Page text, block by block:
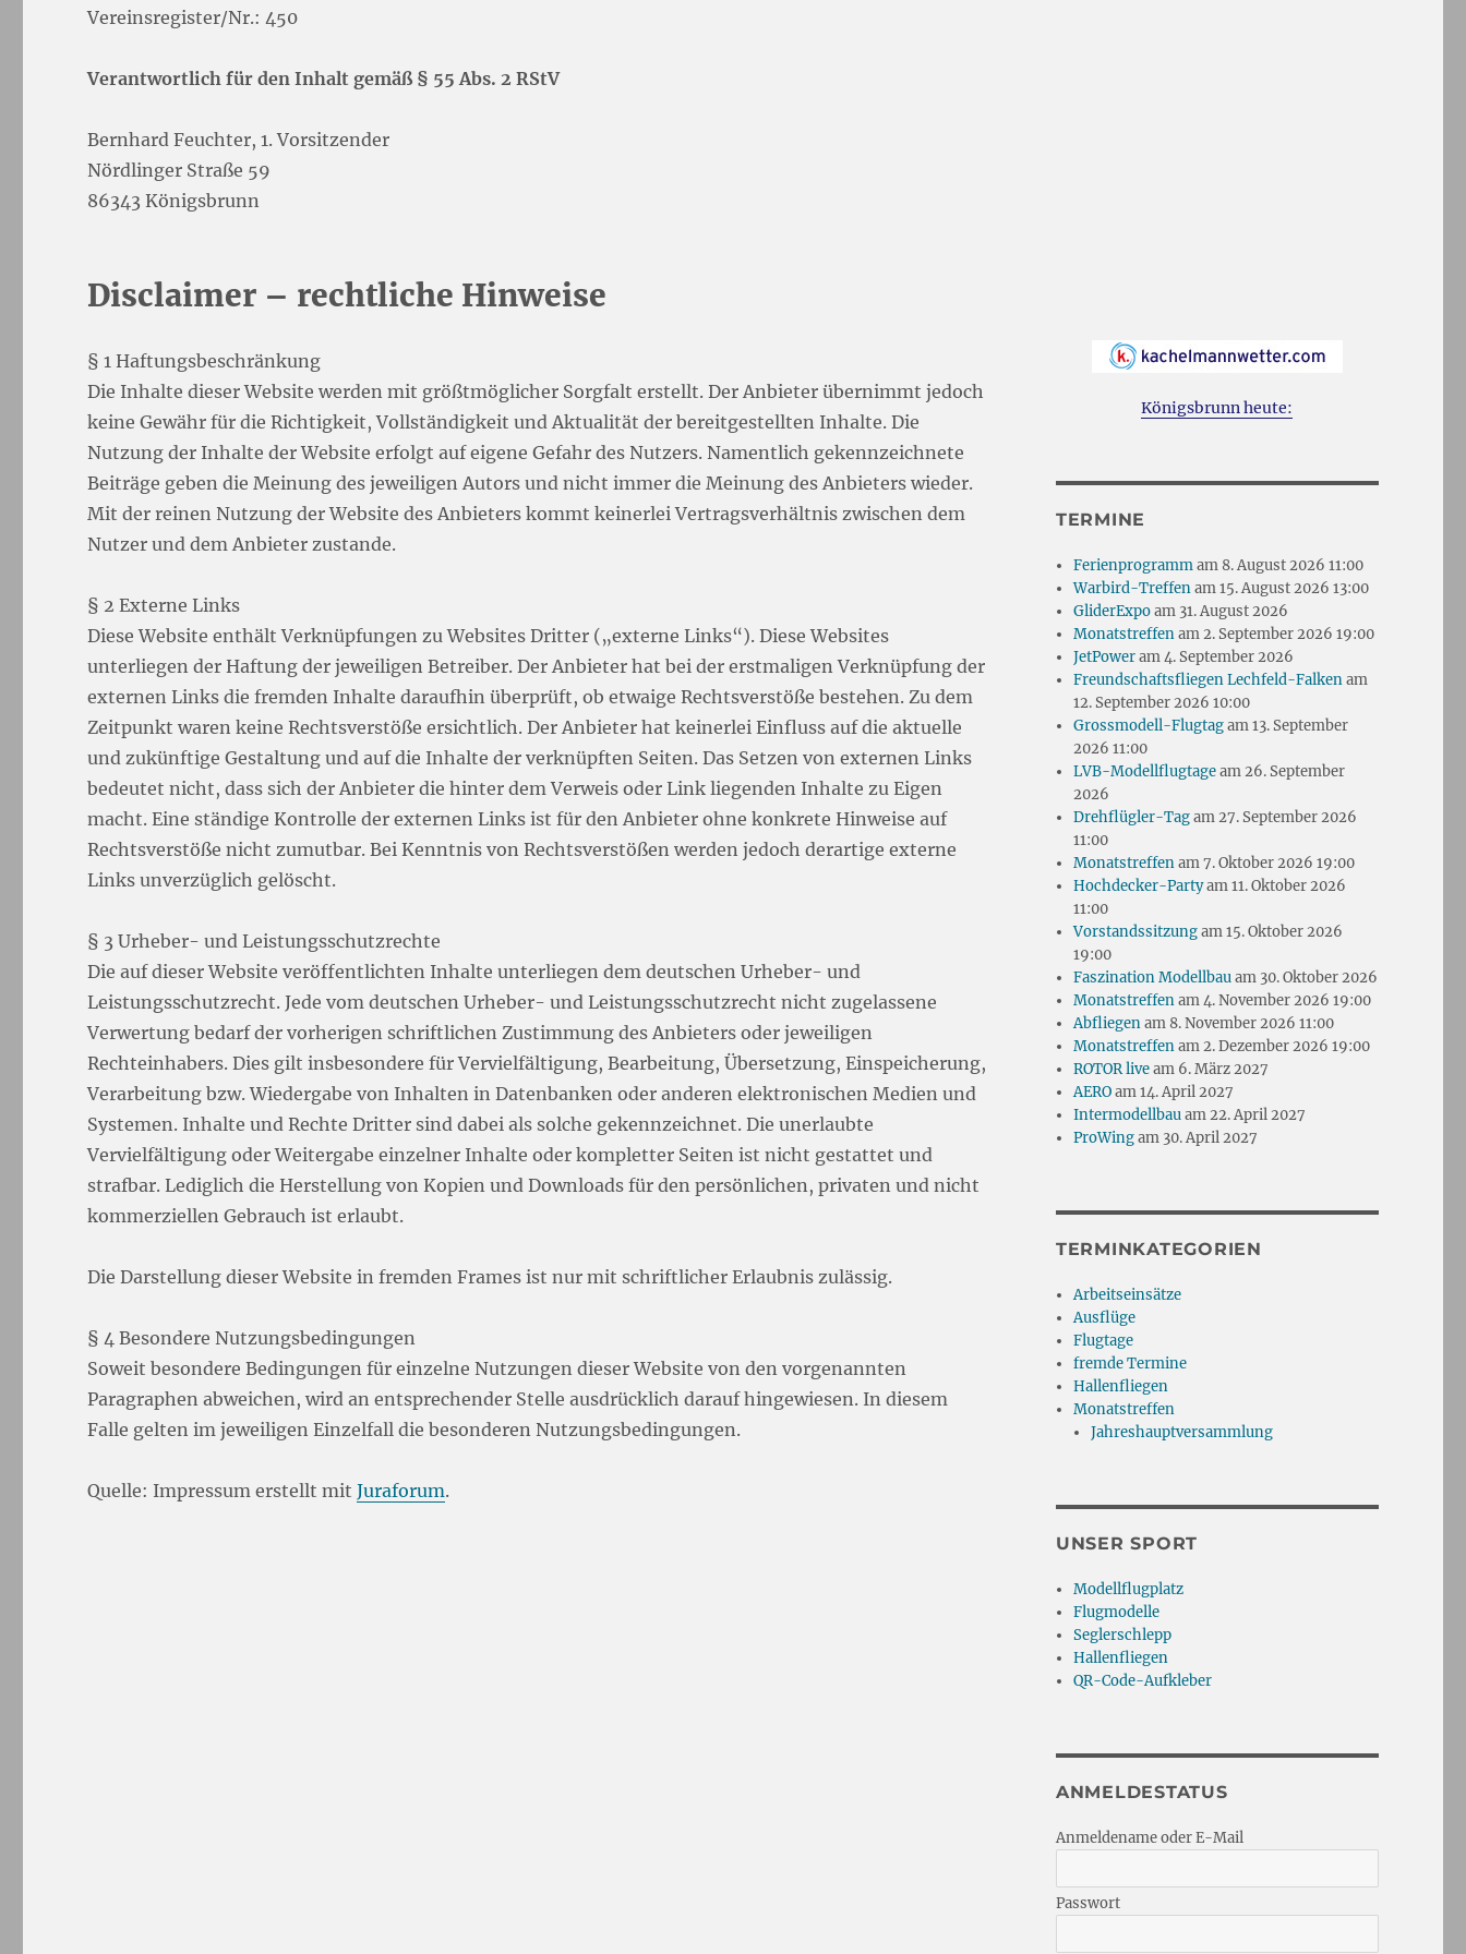
Vereinsregister/Nr.: 450
Verantwortlich für den Inhalt gemäß § 55 Abs. 2 RStV
Bernhard Feuchter, 1. Vorsitzender
Nördlinger Straße 59
86343 Königsbrunn
Disclaimer – rechtliche Hinweise
§ 1 Haftungsbeschränkung
Die Inhalte dieser Website werden mit größtmöglicher Sorgfalt erstellt. Der Anbieter übernimmt jedoch
keine Gewähr für die Richtigkeit, Vollständigkeit und Aktualität der bereitgestellten Inhalte. Die
Nutzung der Inhalte der Website erfolgt auf eigene Gefahr des Nutzers. Namentlich gekennzeichnete
Beiträge geben die Meinung des jeweiligen Autors und nicht immer die Meinung des Anbieters wieder.
Mit der reinen Nutzung der Website des Anbieters kommt keinerlei Vertragsverhältnis zwischen dem
Nutzer und dem Anbieter zustande.
§ 2 Externe Links
Diese Website enthält Verknüpfungen zu Websites Dritter („externe Links“). Diese Websites
unterliegen der Haftung der jeweiligen Betreiber. Der Anbieter hat bei der erstmaligen Verknüpfung der
externen Links die fremden Inhalte daraufhin überprüft, ob etwaige Rechtsverstöße bestehen. Zu dem
Zeitpunkt waren keine Rechtsverstöße ersichtlich. Der Anbieter hat keinerlei Einfluss auf die aktuelle
und zukünftige Gestaltung und auf die Inhalte der verknüpften Seiten. Das Setzen von externen Links
bedeutet nicht, dass sich der Anbieter die hinter dem Verweis oder Link liegenden Inhalte zu Eigen
macht. Eine ständige Kontrolle der externen Links ist für den Anbieter ohne konkrete Hinweise auf
Rechtsverstöße nicht zumutbar. Bei Kenntnis von Rechtsverstößen werden jedoch derartige externe
Links unverzüglich gelöscht.
§ 3 Urheber- und Leistungsschutzrechte
Die auf dieser Website veröffentlichten Inhalte unterliegen dem deutschen Urheber- und
Leistungsschutzrecht. Jede vom deutschen Urheber- und Leistungsschutzrecht nicht zugelassene
Verwertung bedarf der vorherigen schriftlichen Zustimmung des Anbieters oder jeweiligen
Rechteinhabers. Dies gilt insbesondere für Vervielfältigung, Bearbeitung, Übersetzung, Einspeicherung,
Verarbeitung bzw. Wiedergabe von Inhalten in Datenbanken oder anderen elektronischen Medien und
Systemen. Inhalte und Rechte Dritter sind dabei als solche gekennzeichnet. Die unerlaubte
Vervielfältigung oder Weitergabe einzelner Inhalte oder kompletter Seiten ist nicht gestattet und
strafbar. Lediglich die Herstellung von Kopien und Downloads für den persönlichen, privaten und nicht
kommerziellen Gebrauch ist erlaubt.
Die Darstellung dieser Website in fremden Frames ist nur mit schriftlicher Erlaubnis zulässig.
§ 4 Besondere Nutzungsbedingungen
Soweit besondere Bedingungen für einzelne Nutzungen dieser Website von den vorgenannten
Paragraphen abweichen, wird an entsprechender Stelle ausdrücklich darauf hingewiesen. In diesem
Falle gelten im jeweiligen Einzelfall die besonderen Nutzungsbedingungen.
Quelle: Impressum erstellt mitJuraforum.
Königsbrunn heute:
TERMINE
Ferienprogrammam 8. August 2026 11:00
Warbird-Treffenam 15. August 2026 13:00
GliderExpoam 31. August 2026
Monatstreffenam 2. September 2026 19:00
JetPoweram 4. September 2026
Freundschaftsfliegen Lechfeld-Falkenam
12. September 2026 10:00
Grossmodell-Flugtagam 13. September
2026 11:00
LVB-Modellflugtageam 26. September
2026
Drehflügler-Tagam 27. September 2026
11:00
Monatstreffenam 7. Oktober 2026 19:00
Hochdecker-Partyam 11. Oktober 2026
11:00
Vorstandssitzungam 15. Oktober 2026
19:00
Faszination Modellbauam 30. Oktober 2026
Monatstreffenam 4. November 2026 19:00
Abfliegenam 8. November 2026 11:00
Monatstreffenam 2. Dezember 2026 19:00
ROTOR liveam 6. März 2027
AEROam 14. April 2027
Intermodellbauam 22. April 2027
ProWingam 30. April 2027
TERMINKATEGORIEN
Arbeitseinsätze
Ausflüge
Flugtage
fremde Termine
Hallenfliegen
Monatstreffen
Jahreshauptversammlung
UNSER SPORT
Modellflugplatz
Flugmodelle
Seglerschlepp
Hallenfliegen
QR-Code-Aufkleber
ANMELDESTATUS
Anmeldename oder E-Mail
Passwort